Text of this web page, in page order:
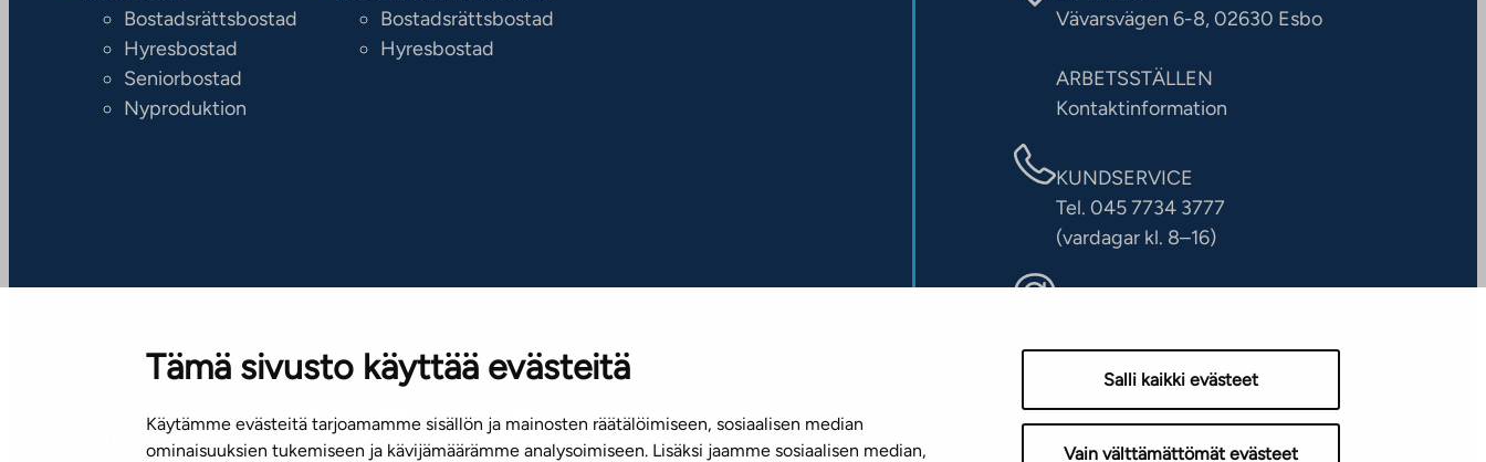
Tämä sivusto käyttää evästeitä
Käytämme evästeitä tarjoamamme sisällön ja mainosten räätälöimiseen, sosiaalisen median
ominaisuuksien tukemiseen ja kävijämäärämme analysoimiseen. Lisäksi jaamme sosiaalisen median,
Salli kaikki evästeet
Vain välttämättömät evästeet
Bostadsrättsbostad
Hyresbostad
Seniorbostad
Nyproduktion
Bostadsrättsbostad
Hyresbostad
Vävarsvägen 6-8, 02630 Esbo
ARBETSSTÄLLEN
Kontaktinformation
KUNDSERVICE
Tel. 045 7734 3777
(vardagar kl. 8–16)
Nyhetsbrev (på finska)